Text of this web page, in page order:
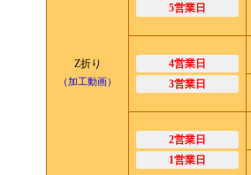
Z折り
（加工動画）
5営業日
4営業日
3営業日
2営業日
1営業日